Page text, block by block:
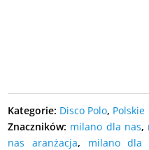
Kategorie: Disco Polo, Polskie
Znaczników: milano dla nas,
nas aranżacja, milano dla